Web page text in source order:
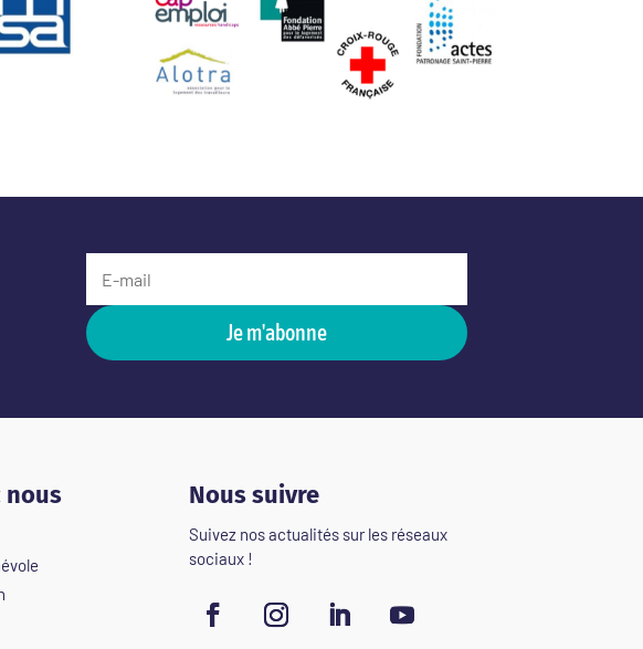
Je m'abonne
nous Nous suivre
Suivez nos actualités sur les réseaux
sociaux !